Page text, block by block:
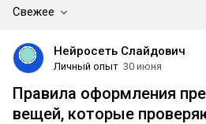
Свежее
Нейросеть Слайдович
Личный опыт 30 июня
Правила оформления
вещей, которые